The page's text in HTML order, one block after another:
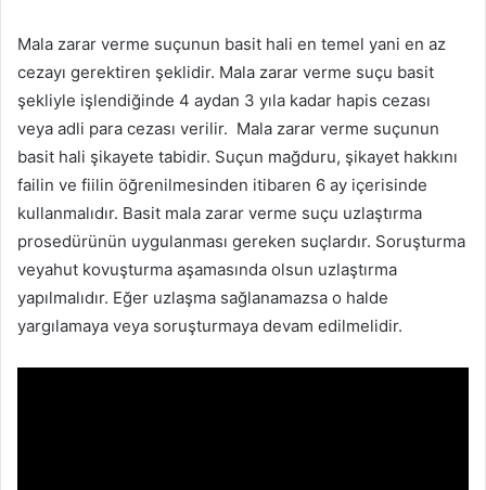
Mala zarar verme suçunun basit hali en temel yani en az
cezayı gerektiren şeklidir. Mala zarar verme suçu basit
şekliyle işlendiğinde 4 aydan 3 yıla kadar hapis cezası
veya adli para cezası verilir. Mala zarar verme suçunun
basit hali şikayete tabidir. Suçun mağduru, şikayet hakkını
failin ve fiilin öğrenilmesinden itibaren 6 ay içerisinde
kullanmalıdır. Basit mala zarar verme suçu uzlaştırma
prosedürünün uygulanması gereken suçlardır. Soruşturma
veyahut kovuşturma aşamasında olsun uzlaştırma
yapılmalıdır. Eğer uzlaşma sağlanamazsa o halde
yargılamaya veya soruşturmaya devam edilmelidir.